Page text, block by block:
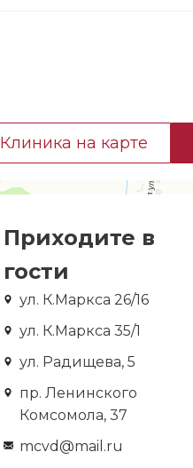
Клиника на карте
Приходите в
гости
ул. К.Маркса 26/16
ул. К.Маркса 35/1
ул. Радищева, 5
пр. Ленинского
Комсомола, 37
mcvd@mail.ru